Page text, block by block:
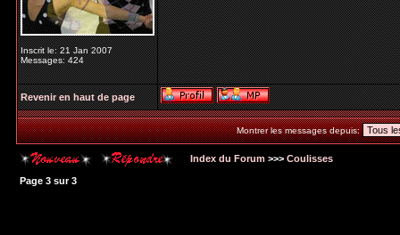
Inscrit le: 21 Jan 2007
Messages: 424
Revenir en haut de page
Montrer les messages depuis:
Index du Forum >>> Coulisses
Page 3 sur3